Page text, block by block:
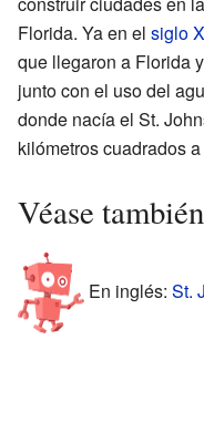
Florida. Ya en el siglo
que llegaron a Florida
junto con el uso del
donde nacía el St.
kilómetros cuadrados
Véase también
En inglés: St.